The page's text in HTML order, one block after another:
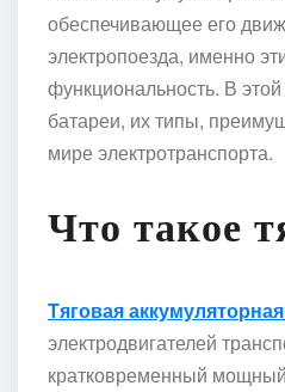
обеспечивающее его
электропоезда, именно
функциональность. В
батареи, их типы,
мире электротранспорта.
Что такое
Тяговая
электродвигателей
кратковременный мощный